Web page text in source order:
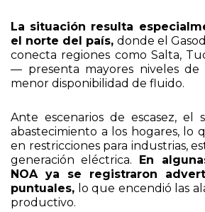
La situación resulta
el norte del país, donde el
conecta regiones como Salta,
— presenta mayores niveles de
menor disponibilidad de fluido.
Ante escenarios de escasez, el
abastecimiento a los hogares, lo
en restricciones para industrias,
generación eléctrica. En
NOA ya se registraron
puntuales, lo que encendió las
productivo.